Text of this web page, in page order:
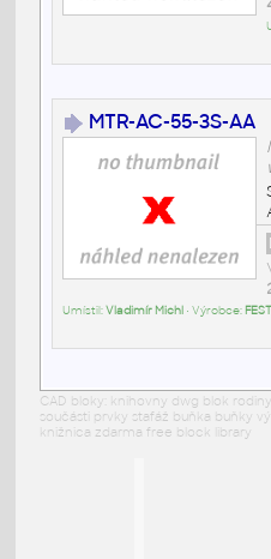
MTR-AC-55-3S-AA
Umístil:Vladimír Michl • Výrobce:
CAD bloky: knihovny dwg blok
součásti prvky stafáž buňka buňky
knižnica zdarma free block library